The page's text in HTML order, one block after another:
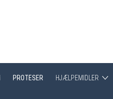
PROTESER HJÆLPEMIDLER